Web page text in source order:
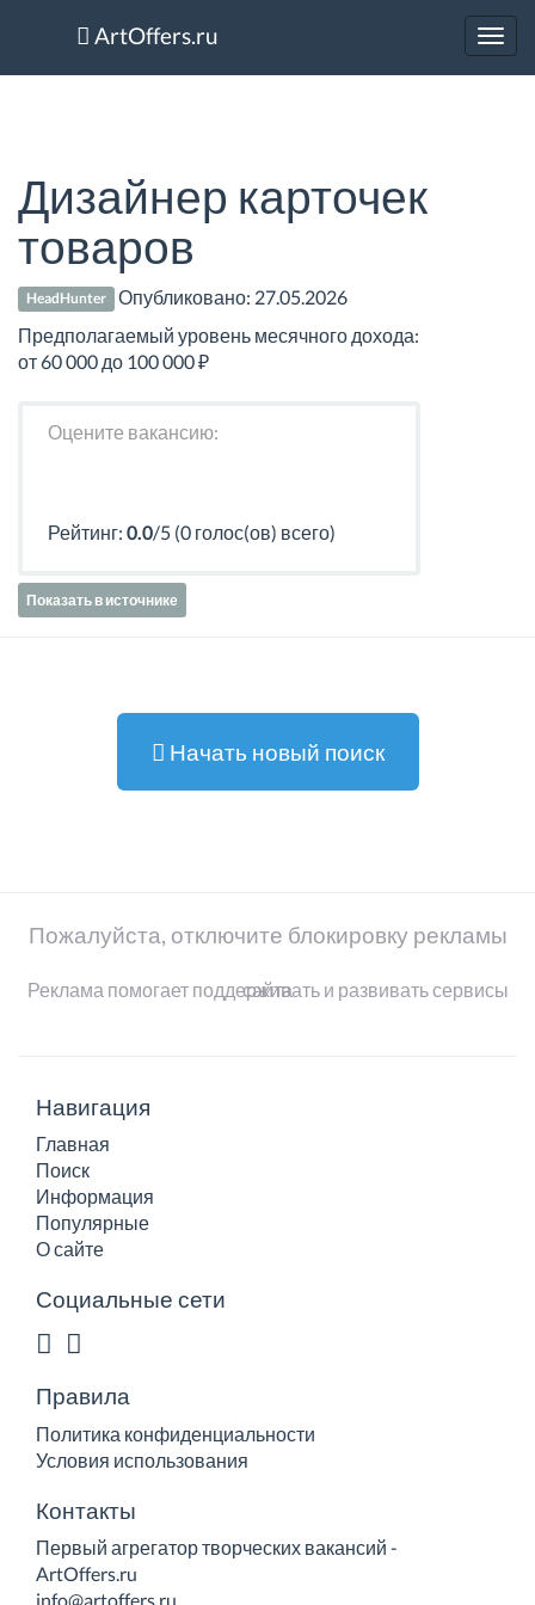
ArtOffers.ru
Дизайнер карточек
товаров
HeadHunter Опубликовано: 27.05.2026
Предполагаемый уровень месячного дохода:
от 60 000 до 100 000 ₽
Оцените вакансию:
Рейтинг: 0.0/5 (0 голос(ов) всего)
Показать в источнике
Начать новый поиск
Пожалуйста, отключите блокировку рекламы
Реклама помогает поддерживать и развивать сервисы сайта
Навигация
Главная
Поиск
Информация
Популярные
О сайте
Социальные сети
Правила
Политика конфиденциальности
Условия использования
Контакты
Первый агрегатор творческих вакансий -
ArtOffers.ru
info@artoffers.ru